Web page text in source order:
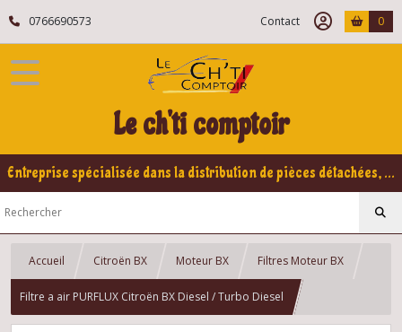
0766690573 Contact 0
Le ch'ti comptoir
Entreprise spécialisée dans la distribution de pièces détachées, refabrication pour voitures Yountimers Peugeot 205 GTI, 309 GTI - GTI16
Accueil Citroën BX Moteur BX Filtres Moteur BX
Filtre a air PURFLUX Citroën BX Diesel / Turbo Diesel